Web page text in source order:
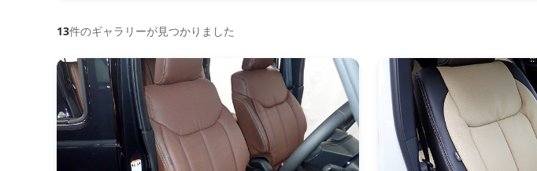
13件のギャラリーが見つかりました